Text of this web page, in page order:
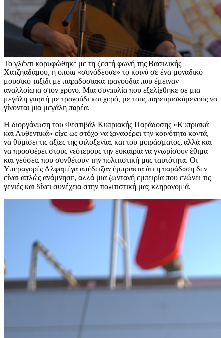
Το γλέντι κορυφώθηκε με τη ζεστή φωνή της Βασιλικής
Χατζηαδάμου, η οποία «συνόδευσε» το κοινό σε ένα μοναδικό
μουσικό ταξίδι με παραδοσιακά τραγούδια που έμειναν
αναλλοίωτα στον χρόνο. Μια συναυλία που εξελίχθηκε σε μια
μεγάλη γιορτή με τραγούδι και χορό, με τους παρευρισκόμενους να
γίνονται μια μεγάλη παρέα.
Η διοργάνωση του Φεστιβάλ Κυπριακής Παράδοσης «Κυπριακά
και Αυθεντικά» είχε ως στόχο να ξαναφέρει την κοινότητα κοντά,
να θυμίσει τις αξίες της φιλοξενίας και του μοιράσματος, αλλά και
να προσφέρει στους νεότερους την ευκαιρία να γνωρίσουν έθιμα
και γεύσεις που συνθέτουν την πολιτιστική μας ταυτότητα. Οι
Υπεραγορές Αλφαμέγα απέδειξαν έμπρακτα ότι η παράδοση δεν
είναι απλώς ανάμνηση, αλλά μια ζωντανή εμπειρία που ενώνει τις
γενιές και δίνει συνέχεια στην πολιτιστική μας κληρονομιά.